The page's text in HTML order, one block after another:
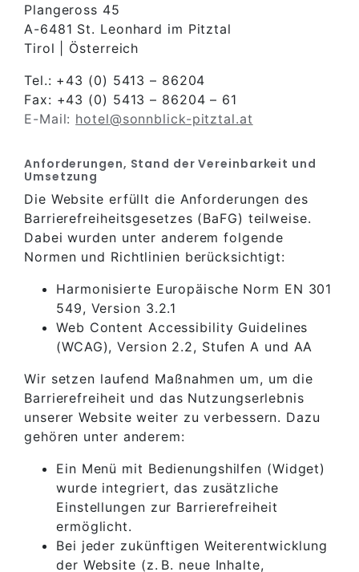
Plangeross 45
A-6481 St. Leonhard im Pitztal
Tirol | Österreich
Tel.: +43 (0) 5413 – 86204
Fax: +43 (0) 5413 – 86204 – 61
E-Mail: hotel@sonnblick-pitztal.at
Anforderungen, Stand der Vereinbarkeit und
Umsetzung
Die Website erfüllt die Anforderungen des
Barrierefreiheitsgesetzes (BaFG) teilweise.
Dabei wurden unter anderem folgende
Normen und Richtlinien berücksichtigt:
Harmonisierte Europäische Norm EN 301
549, Version 3.2.1
Web Content Accessibility Guidelines
(WCAG), Version 2.2, Stufen A und AA
Wir setzen laufend Maßnahmen um, um die
Barrierefreiheit und das Nutzungserlebnis
unserer Website weiter zu verbessern. Dazu
gehören unter anderem:
Ein Menü mit Bedienungshilfen (Widget)
wurde integriert, das zusätzliche
Einstellungen zur Barrierefreiheit
ermöglicht.
Bei jeder zukünftigen Weiterentwicklung
der Website (z. B. neue Inhalte,